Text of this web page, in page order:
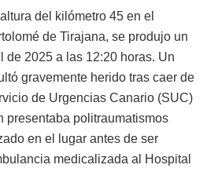
del kilómetro 45 en el
de Tirajana, se produjo un
de 2025 a las 12:20 horas. Un
gravemente herido tras caer de
de Urgencias Canario (SUC)
presentaba politraumatismos
en el lugar antes de ser
medicalizada al Hospital